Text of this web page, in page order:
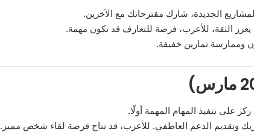
الجديدة، شارك مقترحاتك مع الآخرين.
الثقة، للأعزب، فرصة للتعارف قد تكون مهمة.
وممارسة تمارين خفيفة.
على تنفيذ المهام المهمة أولًا.
وتقديم الدعم العاطفي. للأعزب، قد تتاح فرصة لقاء شخص مميز.